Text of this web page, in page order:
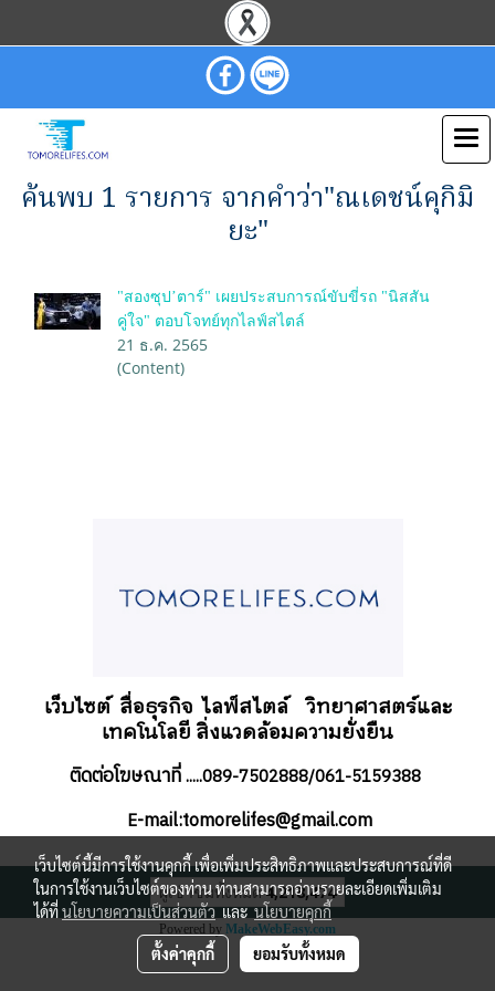
ค้นพบ 1 รายการ จากคำว่า"ณเดชน์คุกิมิ
ยะ"
"สองซุป’ตาร์" เผยประสบการณ์ขับขี่รถ "นิสสัน
คู่ใจ" ตอบโจทย์ทุกไลฟ์สไตล์
21 ธ.ค. 2565
(Content)
เว็บไซต์ สื่อธุรกิจไลฟ์สไตล์ วิทยาศาสตร์และ
เทคโนโลยี สิ่งแวดล้อมความยั่งยืน
ติดต่อโฆษณาที่.....089-7502888/061-5159388
E-mail:tomorelifes@gmail.com
ผู้เข้าชมทั้งหมด4,218,474
Powered by MakeWebEasy.com
เว็บไซต์นี้มีการใช้งานคุกกี้ เพื่อเพิ่มประสิทธิภาพและประสบการณ์ที่ดี
ในการใช้งานเว็บไซต์ของท่าน ท่านสามารถอ่านรายละเอียดเพิ่มเติม
ได้ที่นโยบายความเป็นส่วนตัวและนโยบายคุกกี้
ตั้งค่าคุกกี้ ยอมรับทั้งหมด